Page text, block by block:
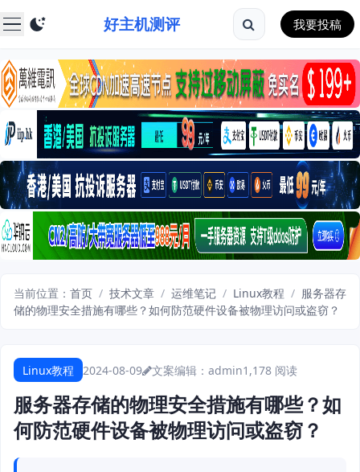
好主机测评 我要投稿
当前位置： 首页 / 技术文章 / 运维笔记 / Linux教程 / 服务器存
储的物理安全措施有哪些？如何防范硬件设备被物理访问或盗窃？
Linux教程 2024-08-09 文案编辑：admin1,178 阅读
服务器存储的物理安全措施有哪些？如
何防范硬件设备被物理访问或盗窃？